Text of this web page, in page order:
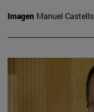
Imagen Manuel Castells